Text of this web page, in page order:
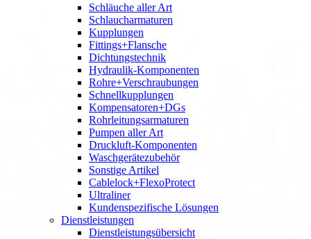
Schläuche aller Art
Schlaucharmaturen
Kupplungen
Fittings+Flansche
Dichtungstechnik
Hydraulik-Komponenten
Rohre+Verschraubungen
Schnellkupplungen
Kompensatoren+DGs
Rohrleitungsarmaturen
Pumpen aller Art
Druckluft-Komponenten
Waschgerätezubehör
Sonstige Artikel
Cablelock+FlexoProtect
Ultraliner
Kundenspezifische Lösungen
Dienstleistungen
Dienstleistungsübersicht